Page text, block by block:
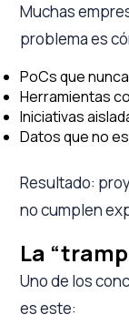
Muchas
problema es
PoCs que
Herramientas
Iniciativas
Datos que no
Resultado:
no cumplen
La
Uno de los
es este: